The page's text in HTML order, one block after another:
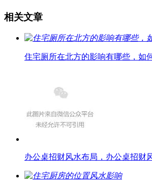
相关文章
住宅厕所在北方的影响有哪些，如
办公桌招财风水布局，办公桌招财